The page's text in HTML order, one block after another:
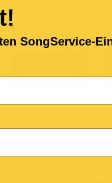
Produkte
Uns
SongService-